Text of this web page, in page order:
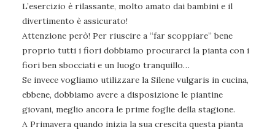
L’esercizio è rilassante, molto amato dai bambini e il
divertimento è assicurato!
Attenzione però! Per riuscire a “far scoppiare” bene
proprio tutti i fiori dobbiamo procurarci la pianta con i
fiori ben sbocciati e un luogo tranquillo…
Se invece vogliamo utilizzare la Silene vulgaris in cucina,
ebbene, dobbiamo avere a disposizione le piantine
giovani, meglio ancora le prime foglie della stagione.
A Primavera quando inizia la sua crescita questa pianta